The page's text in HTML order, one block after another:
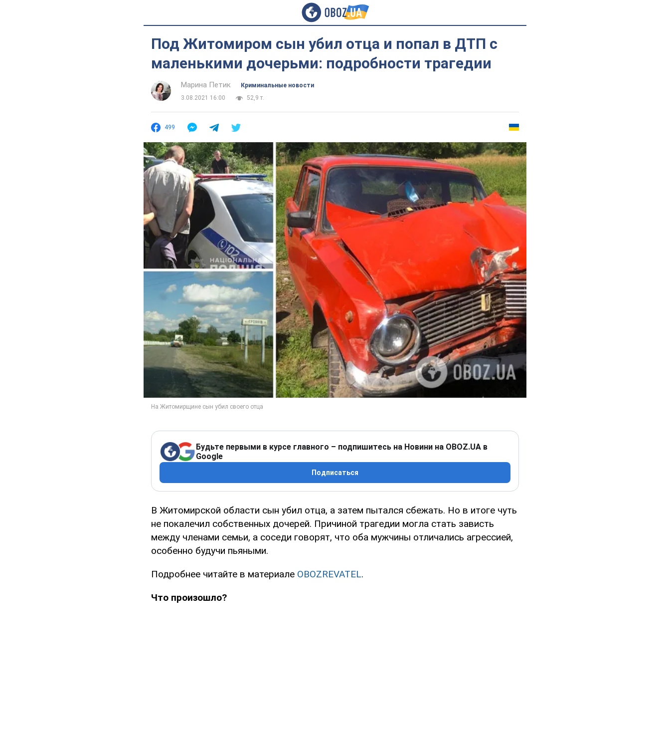
Под Житомиром сын убил отца и попал в ДТП с
маленькими дочерьми: подробности трагедии
Марина Петик
Криминальные новости
3.08.2021 16:00
52,9 т.
499
Будьте первыми в курсе главного – подпишитесь на Новини на OBOZ.UA в
Google
Подписаться
В Житомирской области сын убил отца, а затем пытался сбежать. Но в итоге чуть
не покалечил собственных дочерей. Причиной трагедии могла стать зависть
между членами семьи, а соседи говорят, что оба мужчины отличались агрессией,
особенно будучи пьяными.
Подробнее читайте в материале OBOZREVATEL.
Что произошло?